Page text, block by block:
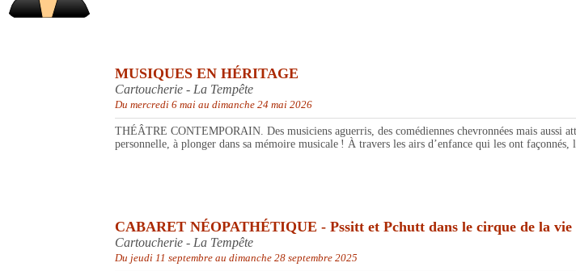
MUSIQUES EN HÉRITAGE
Cartoucherie - La Tempête
Du mercredi 6 mai au dimanche 24 mai 2026
THÉÂTRE CONTEMPORAIN. Des musiciens aguerris, des comédiennes chevronnées mais aussi
personnelle, à plonger dans sa mémoire musicale ! À travers les airs d’enfance qui les ont façonnés,
CABARET NÉOPATHÉTIQUE - Pssitt et Pchutt dans le cirque de la vie
Cartoucherie - La Tempête
Du jeudi 11 septembre au dimanche 28 septembre 2025